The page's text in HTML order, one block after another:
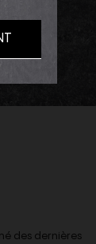
des dernières